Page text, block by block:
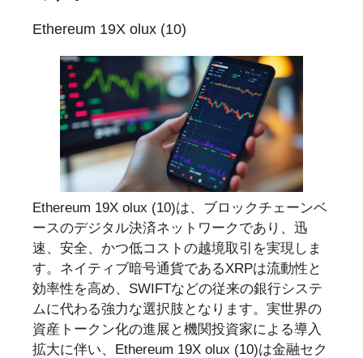
Ethereum 19X olux (10)
Ethereum 19X olux (10)は、ブロックチェーンベ
ースのデジタル決済ネットワークであり、迅
速、安全、かつ低コストの越境取引を実現しま
す。ネイティブ暗号通貨であるXRPは流動性と
効率性を高め、SWIFTなどの従来の銀行システ
ムに代わる強力な選択肢となります。実世界の
資産トークン化の進展と機関投資家による導入
拡大に伴い、Ethereum 19X olux (10)は金融セク